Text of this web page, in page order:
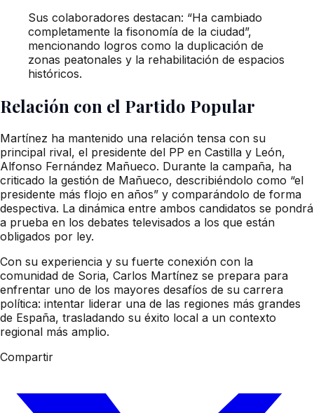
Sus colaboradores destacan: “Ha cambiado
completamente la fisonomía de la ciudad”,
mencionando logros como la duplicación de
zonas peatonales y la rehabilitación de espacios
históricos.
Relación con el Partido Popular
Martínez ha mantenido una relación tensa con su
principal rival, el presidente del PP en Castilla y León,
Alfonso Fernández Mañueco. Durante la campaña, ha
criticado la gestión de Mañueco, describiéndolo como “el
presidente más flojo en años” y comparándolo de forma
despectiva. La dinámica entre ambos candidatos se pondrá
a prueba en los debates televisados a los que están
obligados por ley.
Con su experiencia y su fuerte conexión con la
comunidad de Soria, Carlos Martínez se prepara para
enfrentar uno de los mayores desafíos de su carrera
política: intentar liderar una de las regiones más grandes
de España, trasladando su éxito local a un contexto
regional más amplio.
Compartir